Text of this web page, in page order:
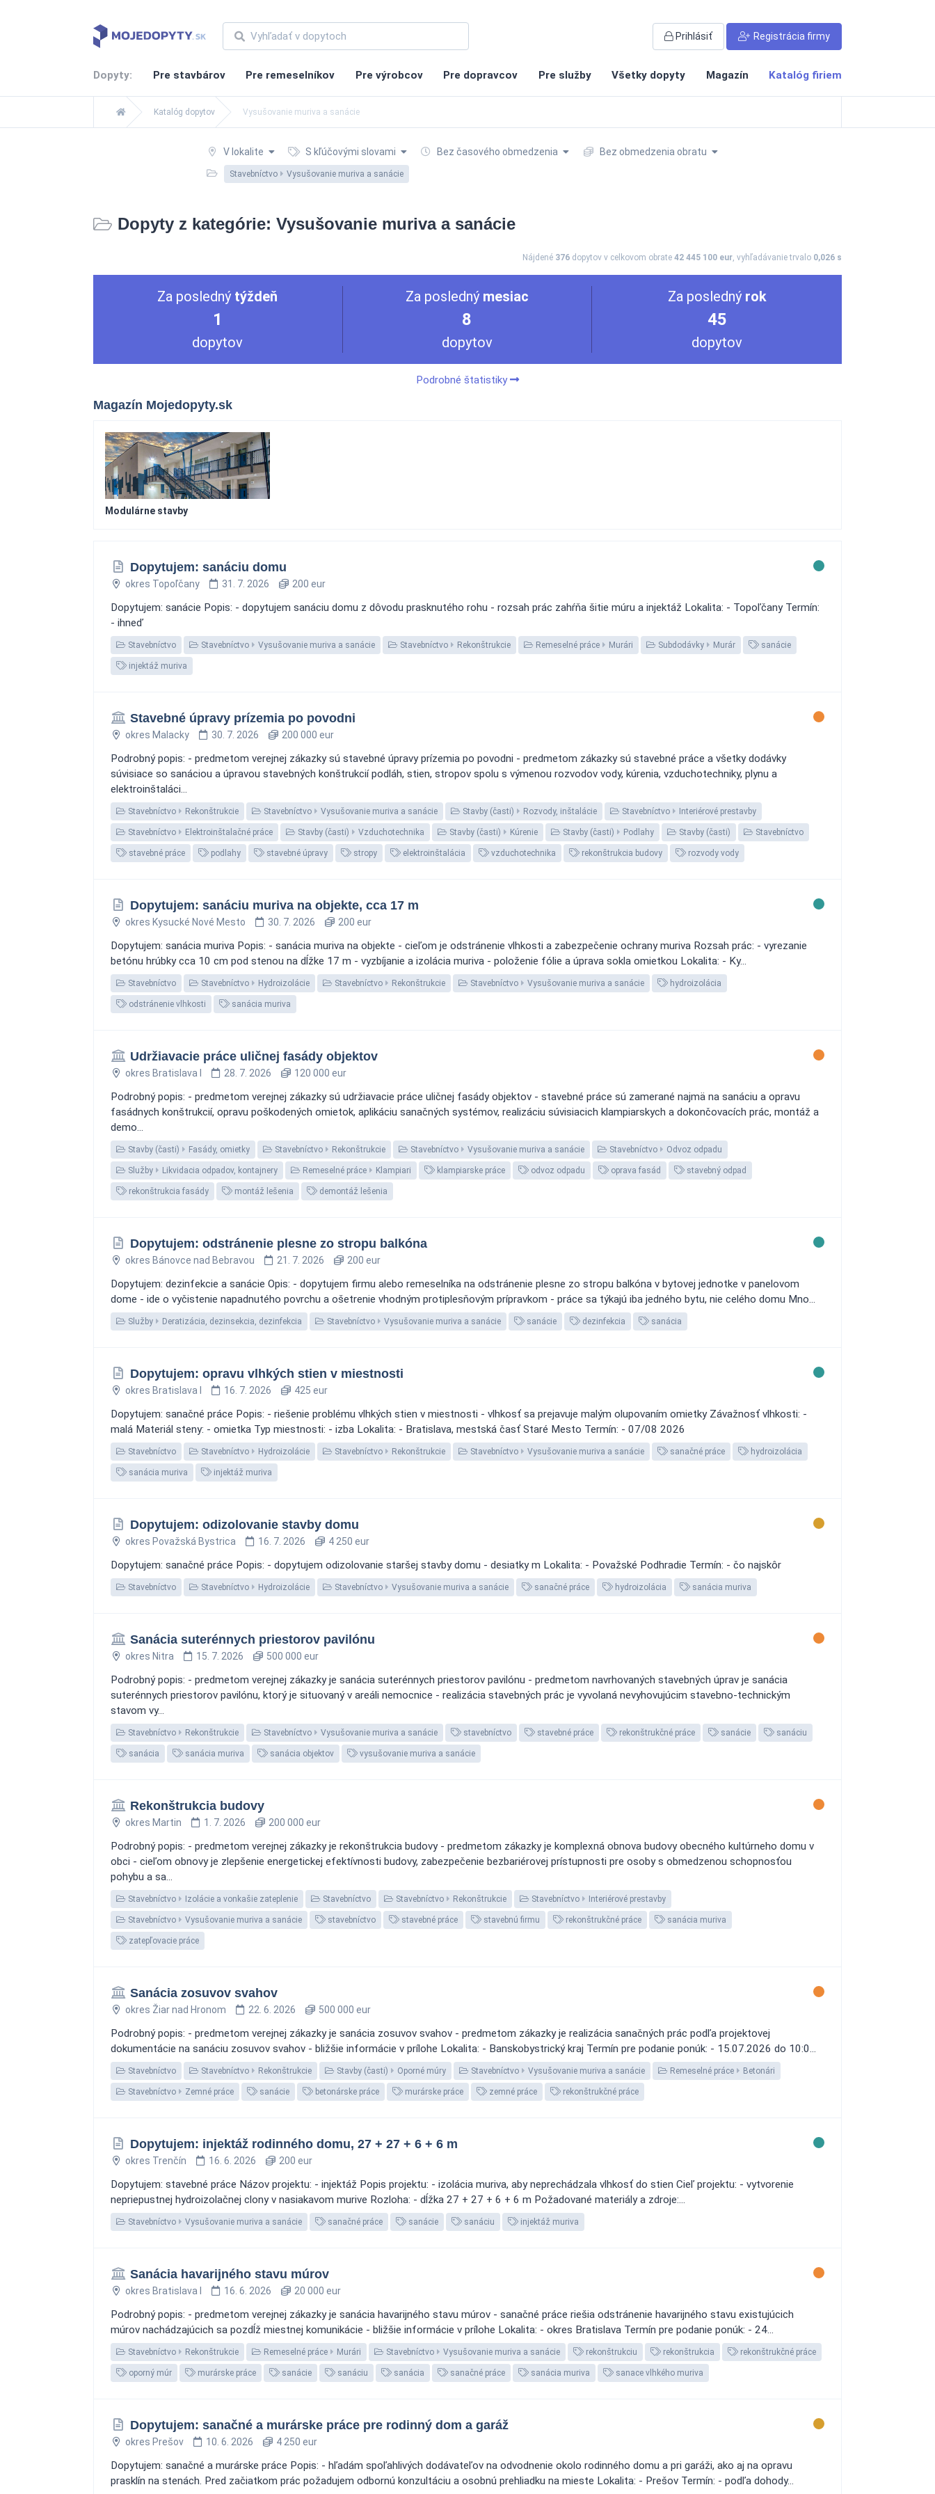
Prihlásiť Registrácia firmy
Dopyty: Pre stavbárov Pre remeselníkov Pre výrobcov Pre dopravcov Pre služby Všetky dopyty Magazín Katalóg firiem
Katalóg dopytov Vysušovanie muriva a sanácie
V lokalite S kľúčovými slovami Bez časového obmedzenia Bez obmedzenia obratu
Stavebníctvo Vysušovanie muriva a sanácie
Dopyty z kategórie: Vysušovanie muriva a sanácie
Nájdené 376 dopytov v celkovom obrate 42 445 100 eur, vyhľadávanie trvalo 0,026 s
Za posledný týždeň
1
dopytov
Za posledný mesiac
8
dopytov
Za posledný rok
45
dopytov
Podrobné štatistiky
Magazín Mojedopyty.sk
Modulárne stavby
Dopytujem: sanáciu domu
okres Topoľčany 31. 7. 2026 200 eur
Dopytujem: sanácie Popis: - dopytujem sanáciu domu z dôvodu prasknutého rohu - rozsah prác zahŕňa šitie múru a injektáž Lokalita: - Topoľčany Termín:
- ihneď
Stavebníctvo Stavebníctvo Vysušovanie muriva a sanácie Stavebníctvo Rekonštrukcie Remeselné práce Murári Subdodávky Murár sanácie
injektáž muriva
Stavebné úpravy prízemia po povodni
okres Malacky 30. 7. 2026 200 000 eur
Podrobný popis: - predmetom verejnej zákazky sú stavebné úpravy prízemia po povodni - predmetom zákazky sú stavebné práce a všetky dodávky
súvisiace so sanáciou a úpravou stavebných konštrukcií podláh, stien, stropov spolu s výmenou rozvodov vody, kúrenia, vzduchotechniky, plynu a
elektroinštaláci...
Stavebníctvo Rekonštrukcie Stavebníctvo Vysušovanie muriva a sanácie Stavby (časti) Rozvody, inštalácie Stavebníctvo Interiérové prestavby
Stavebníctvo Elektroinštalačné práce Stavby (časti) Vzduchotechnika Stavby (časti) Kúrenie Stavby (časti) Podlahy Stavby (časti) Stavebníctvo
stavebné práce podlahy stavebné úpravy stropy elektroinštalácia vzduchotechnika rekonštrukcia budovy rozvody vody
Dopytujem: sanáciu muriva na objekte, cca 17 m
okres Kysucké Nové Mesto 30. 7. 2026 200 eur
Dopytujem: sanácia muriva Popis: - sanácia muriva na objekte - cieľom je odstránenie vlhkosti a zabezpečenie ochrany muriva Rozsah prác: - vyrezanie
betónu hrúbky cca 10 cm pod stenou na dĺžke 17 m - vyzbíjanie a izolácia muriva - položenie fólie a úprava sokla omietkou Lokalita: - Ky...
Stavebníctvo Stavebníctvo Hydroizolácie Stavebníctvo Rekonštrukcie Stavebníctvo Vysušovanie muriva a sanácie hydroizolácia
odstránenie vlhkosti sanácia muriva
Udržiavacie práce uličnej fasády objektov
okres Bratislava I 28. 7. 2026 120 000 eur
Podrobný popis: - predmetom verejnej zákazky sú udržiavacie práce uličnej fasády objektov - stavebné práce sú zamerané najmä na sanáciu a opravu
fasádnych konštrukcií, opravu poškodených omietok, aplikáciu sanačných systémov, realizáciu súvisiacich klampiarskych a dokončovacích prác, montáž a
demo...
Stavby (časti) Fasády, omietky Stavebníctvo Rekonštrukcie Stavebníctvo Vysušovanie muriva a sanácie Stavebníctvo Odvoz odpadu
Služby Likvidacia odpadov, kontajnery Remeselné práce Klampiari klampiarske práce odvoz odpadu oprava fasád stavebný odpad
rekonštrukcia fasády montáž lešenia demontáž lešenia
Dopytujem: odstránenie plesne zo stropu balkóna
okres Bánovce nad Bebravou 21. 7. 2026 200 eur
Dopytujem: dezinfekcie a sanácie Opis: - dopytujem firmu alebo remeselníka na odstránenie plesne zo stropu balkóna v bytovej jednotke v panelovom
dome - ide o vyčistenie napadnutého povrchu a ošetrenie vhodným protiplesňovým prípravkom - práce sa týkajú iba jedného bytu, nie celého domu Mno...
Služby Deratizácia, dezinsekcia, dezinfekcia Stavebníctvo Vysušovanie muriva a sanácie sanácie dezinfekcia sanácia
Dopytujem: opravu vlhkých stien v miestnosti
okres Bratislava I 16. 7. 2026 425 eur
Dopytujem: sanačné práce Popis: - riešenie problému vlhkých stien v miestnosti - vlhkosť sa prejavuje malým olupovaním omietky Závažnosť vlhkosti: -
malá Materiál steny: - omietka Typ miestnosti: - izba Lokalita: - Bratislava, mestská časť Staré Mesto Termín: - 07/08 2026
Stavebníctvo Stavebníctvo Hydroizolácie Stavebníctvo Rekonštrukcie Stavebníctvo Vysušovanie muriva a sanácie sanačné práce hydroizolácia
sanácia muriva injektáž muriva
Dopytujem: odizolovanie stavby domu
okres Považská Bystrica 16. 7. 2026 4 250 eur
Dopytujem: sanačné práce Popis: - dopytujem odizolovanie staršej stavby domu - desiatky m Lokalita: - Považské Podhradie Termín: - čo najskôr
Stavebníctvo Stavebníctvo Hydroizolácie Stavebníctvo Vysušovanie muriva a sanácie sanačné práce hydroizolácia sanácia muriva
Sanácia suterénnych priestorov pavilónu
okres Nitra 15. 7. 2026 500 000 eur
Podrobný popis: - predmetom verejnej zákazky je sanácia suterénnych priestorov pavilónu - predmetom navrhovaných stavebných úprav je sanácia
suterénnych priestorov pavilónu, ktorý je situovaný v areáli nemocnice - realizácia stavebných prác je vyvolaná nevyhovujúcim stavebno-technickým
stavom vy...
Stavebníctvo Rekonštrukcie Stavebníctvo Vysušovanie muriva a sanácie stavebníctvo stavebné práce rekonštrukčné práce sanácie sanáciu
sanácia sanácia muriva sanácia objektov vysušovanie muriva a sanácie
Rekonštrukcia budovy
okres Martin 1. 7. 2026 200 000 eur
Podrobný popis: - predmetom verejnej zákazky je rekonštrukcia budovy - predmetom zákazky je komplexná obnova budovy obecného kultúrneho domu v
obci - cieľom obnovy je zlepšenie energetickej efektívnosti budovy, zabezpečenie bezbariérovej prístupnosti pre osoby s obmedzenou schopnosťou
pohybu a sa...
Stavebníctvo Izolácie a vonkašie zateplenie Stavebníctvo Stavebníctvo Rekonštrukcie Stavebníctvo Interiérové prestavby
Stavebníctvo Vysušovanie muriva a sanácie stavebníctvo stavebné práce stavebnú firmu rekonštrukčné práce sanácia muriva
zatepľovacie práce
Sanácia zosuvov svahov
okres Žiar nad Hronom 22. 6. 2026 500 000 eur
Podrobný popis: - predmetom verejnej zákazky je sanácia zosuvov svahov - predmetom zákazky je realizácia sanačných prác podľa projektovej
dokumentácie na sanáciu zosuvov svahov - bližšie informácie v prílohe Lokalita: - Banskobystrický kraj Termín pre podanie ponúk: - 15.07.2026 do 10:0...
Stavebníctvo Stavebníctvo Rekonštrukcie Stavby (časti) Oporné múry Stavebníctvo Vysušovanie muriva a sanácie Remeselné práce Betonári
Stavebníctvo Zemné práce sanácie betonárske práce murárske práce zemné práce rekonštrukčné práce
Dopytujem: injektáž rodinného domu, 27 + 27 + 6 + 6 m
okres Trenčín 16. 6. 2026 200 eur
Dopytujem: stavebné práce Názov projektu: - injektáž Popis projektu: - izolácia muriva, aby neprechádzala vlhkosť do stien Cieľ projektu: - vytvorenie
nepriepustnej hydroizolačnej clony v nasiakavom murive Rozloha: - dĺžka 27 + 27 + 6 + 6 m Požadované materiály a zdroje:...
Stavebníctvo Vysušovanie muriva a sanácie sanačné práce sanácie sanáciu injektáž muriva
Sanácia havarijného stavu múrov
okres Bratislava I 16. 6. 2026 20 000 eur
Podrobný popis: - predmetom verejnej zákazky je sanácia havarijného stavu múrov - sanačné práce riešia odstránenie havarijného stavu existujúcich
múrov nachádzajúcich sa pozdĺž miestnej komunikácie - bližšie informácie v prílohe Lokalita: - okres Bratislava Termín pre podanie ponúk: - 24...
Stavebníctvo Rekonštrukcie Remeselné práce Murári Stavebníctvo Vysušovanie muriva a sanácie rekonštrukciu rekonštrukcia rekonštrukčné práce
oporný múr murárske práce sanácie sanáciu sanácia sanačné práce sanácia muriva sanace vlhkého muriva
Dopytujem: sanačné a murárske práce pre rodinný dom a garáž
okres Prešov 10. 6. 2026 4 250 eur
Dopytujem: sanačné a murárske práce Popis: - hľadám spoľahlivých dodávateľov na odvodnenie okolo rodinného domu a pri garáži, ako aj na opravu
prasklín na stenách. Pred začiatkom prác požadujem odbornú konzultáciu a osobnú prehliadku na mieste Lokalita: - Prešov Termín: - podľa dohody...